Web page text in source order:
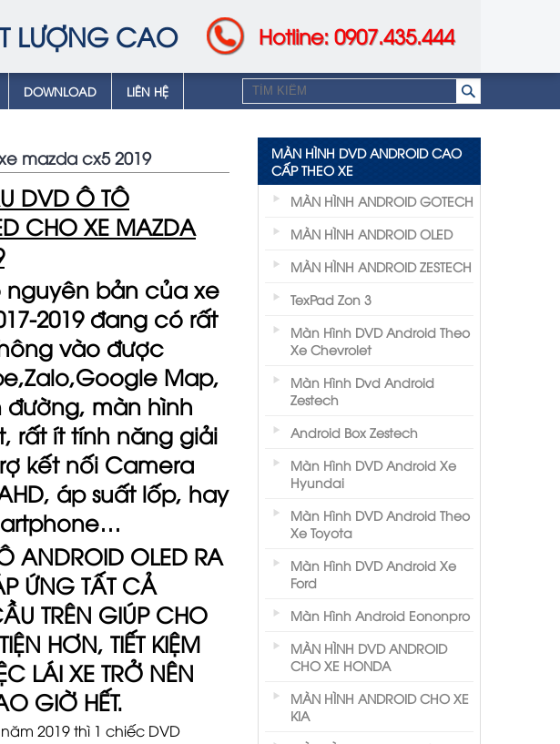
LƯỢNG CAO Hotline: 0907.435.444
DOWNLOAD LIÊN HỆ
mazda cx5 2019
DVD Ô TÔ
CHO XE MAZDA
nguyên bản của xe
2019 đang có rất
vào được
Map,
màn hình
rất ít tính năng giải
kết nối Camera
áp suất lốp, hay
ANDROID OLED RA
ỨNG TẤT CẢ
TRÊN GIÚP CHO
HƠN, TIẾT KIỆM
LÁI XE TRỞ NÊN
GIỜ HẾT.
2019 thì 1 chiếc DVD
MÀN HÌNH DVD ANDROID CAO
CẤP THEO XE
MÀN HÌNH ANDROID GOTECH
MÀN HÌNH ANDROID OLED
MÀN HÌNH ANDROID ZESTECH
TexPad Zon 3
Màn Hình DVD Android Theo
Xe Chevrolet
Màn Hình Dvd Android
Zestech
Android Box Zestech
Màn Hình DVD Android Xe
Hyundai
Màn Hình DVD Android Theo
Xe Toyota
Màn Hình DVD Android Xe
Ford
Màn Hình Android Eononpro
MÀN HÌNH DVD ANDROID
CHO XE HONDA
MÀN HÌNH ANDROID CHO XE
KIA